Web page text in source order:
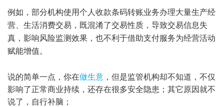
例如，部分机构使用个人收款条码转账业务办理大量生产经
营、生活消费交易，既混淆了交易性质，导致交易信息失
真，影响风险监测效果，也不利于借助支付服务为经营活动
赋能增值。
说的简单一点，你在做生意 ，但是监管机构却不知道，不仅
影响了正常商业持续，还存在很多安全隐患；其它原因就不
说了，自行补脑；